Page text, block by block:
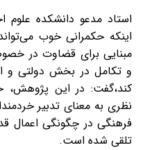
استاد مدعو دانشکده علوم
اینکه حکمرانی خوب
مبنایی برای قضاوت در
و تکامل در بخش دولتی و
کند،گفت: در این پژوهش،
نظری به معنای تدبیر
فرهنگی در چگونگی اعمال
تلقی شده است.